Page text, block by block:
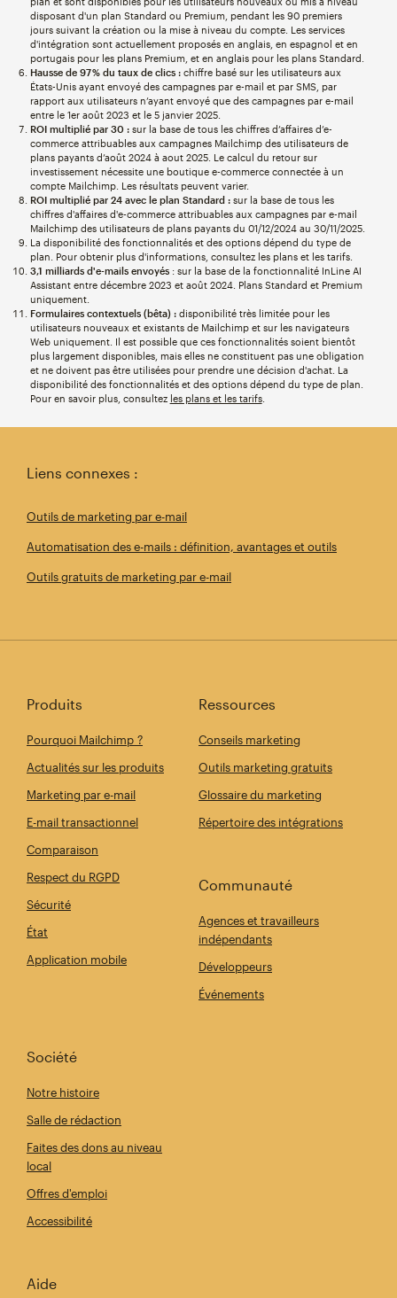
disposant d'un plan Standard ou Premium, pendant les 90 premiers
jours suivant la création ou la mise à niveau du compte. Les services
d'intégration sont actuellement proposés en anglais, en espagnol et en
portugais pour les plans Premium, et en anglais pour les plans Standard.
Hausse de 97 % du taux de clics :chiffre basé sur les utilisateurs aux
États-Unis ayant envoyé des campagnes par e-mail et par SMS, par
rapport aux utilisateurs n’ayant envoyé que des campagnes par e-mail
entre le 1er août 2023 et le 5 janvier 2025.
ROI multiplié par 30 :sur la base de tous les chiffres d’affaires d’e-
commerce attribuables aux campagnes Mailchimp des utilisateurs de
plans payants d’août 2024 à aout 2025. Le calcul du retour sur
investissement nécessite une boutique e-commerce connectée à un
compte Mailchimp. Les résultats peuvent varier.
ROI multiplié par 24 avec le plan Standard :sur la base de tous les
chiffres d'affaires d'e-commerce attribuables aux campagnes par e-mail
Mailchimp des utilisateurs de plans payants du 01/12/2024 au 30/11/2025.
La disponibilité des fonctionnalités et des options dépend du type de
plan. Pour obtenir plus d'informations, consultez les plans et les tarifs.
3,1 milliards d'e-mails envoyés: sur la base de la fonctionnalité InLine AI
Assistant entre décembre 2023 et août 2024. Plans Standard et Premium
uniquement.
Formulaires contextuels (bêta) :disponibilité très limitée pour les
utilisateurs nouveaux et existants de Mailchimp et sur les navigateurs
Web uniquement. Il est possible que ces fonctionnalités soient bientôt
plus largement disponibles, mais elles ne constituent pas une obligation
et ne doivent pas être utilisées pour prendre une décision d'achat. La
disponibilité des fonctionnalités et des options dépend du type de plan.
Pour en savoir plus, consultez les plans et les tarifs.
Liens connexes :
Outils de marketing par e-mail
Automatisation des e-mails : définition, avantages et outils
Outils gratuits de marketing par e-mail
Produits
Pourquoi Mailchimp ?
Actualités sur les produits
Marketing par e-mail
E-mail transactionnel
Comparaison
Respect du RGPD
Sécurité
État
Application mobile
Ressources
Conseils marketing
Outils marketing gratuits
Glossaire du marketing
Répertoire des intégrations
Communauté
Agences et travailleurs
indépendants
Développeurs
Événements
Société
Notre histoire
Salle de rédaction
Faites des dons au niveau
local
Offres d'emploi
Accessibilité
Aide